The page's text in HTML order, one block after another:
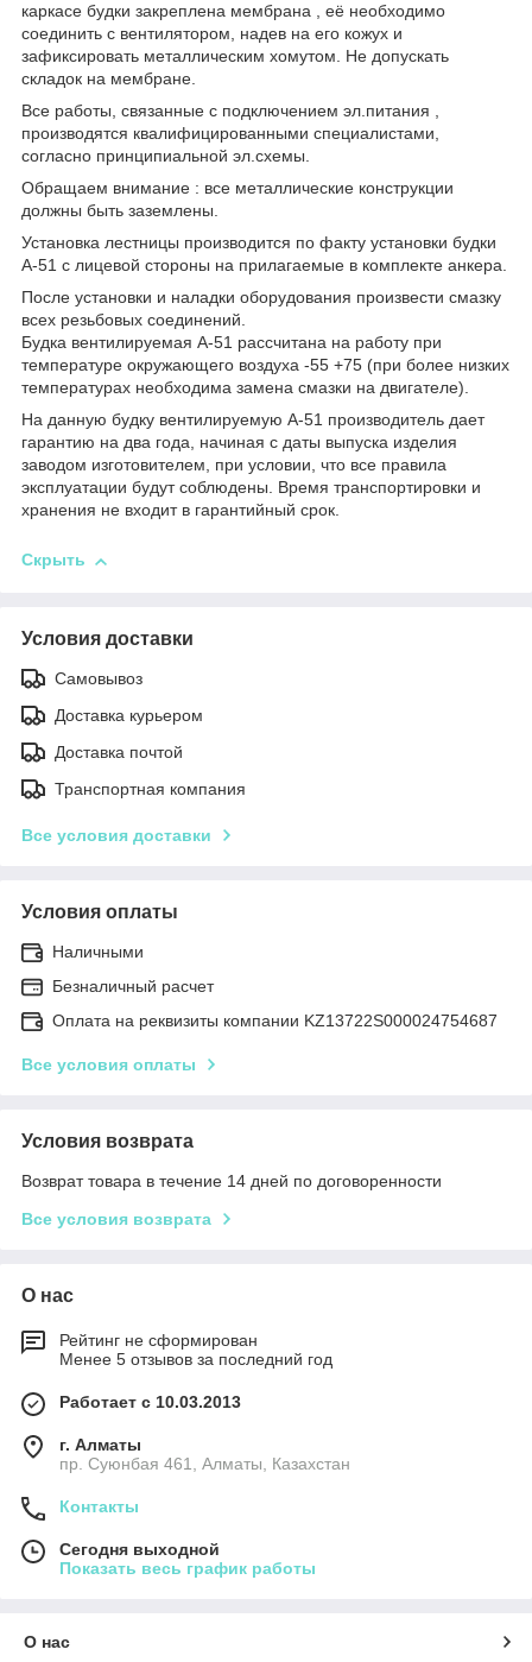
каркасе будки закреплена мембрана , её необходимо
соединить с вентилятором, надев на его кожух и
зафиксировать металлическим хомутом. Не допускать
складок на мембране.
Все работы, связанные с подключением эл.питания ,
производятся квалифицированными специалистами,
согласно принципиальной эл.схемы.
Обращаем внимание : все металлические конструкции
должны быть заземлены.
Установка лестницы производится по факту установки будки
А-51 с лицевой стороны на прилагаемые в комплекте анкера.
После установки и наладки оборудования произвести смазку
всех резьбовых соединений.
Будка вентилируемая А-51 рассчитана на работу при
температуре окружающего воздуха -55 +75 (при более низких
температурах необходима замена смазки на двигателе).
На данную будку вентилируемую А-51 производитель дает
гарантию на два года, начиная с даты выпуска изделия
заводом изготовителем, при условии, что все правила
эксплуатации будут соблюдены. Время транспортировки и
хранения не входит в гарантийный срок.
Скрыть
Условия доставки
Самовывоз
Доставка курьером
Доставка почтой
Транспортная компания
Все условия доставки
Условия оплаты
Наличными
Безналичный расчет
Оплата на реквизиты компании KZ13722S000024754687
Все условия оплаты
Условия возврата
Возврат товара в течение 14 дней по договоренности
Все условия возврата
О нас
Рейтинг не сформирован
Менее 5 отзывов за последний год
Работает с 10.03.2013
г. Алматы
пр. Суюнбая 461, Алматы, Казахстан
Контакты
Сегодня выходной
Показать весь график работы
О нас